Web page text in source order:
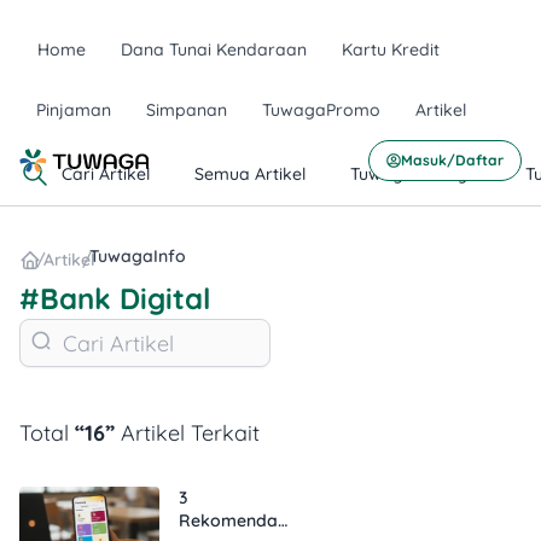
Home Dana Tunai Kendaraan Kartu Kredit
Pinjaman Simpanan TuwagaPromo Artikel
Masuk/Daftar
Cari Artikel Semua Artikel TuwagaLifestyle
/Artikel
/TuwagaInfo
#Bank Digital
Total “16” Artikel Terkait
3
Rekomendasi